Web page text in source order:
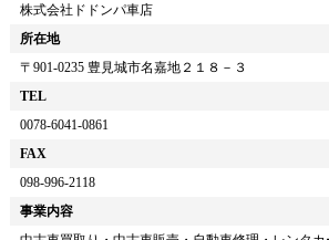
株式会社ドドンパ車店
所在地
〒 901-0235 豊見城市名嘉地２１８－３
TEL
0078-6041-0861
FAX
098-996-2118
事業内容